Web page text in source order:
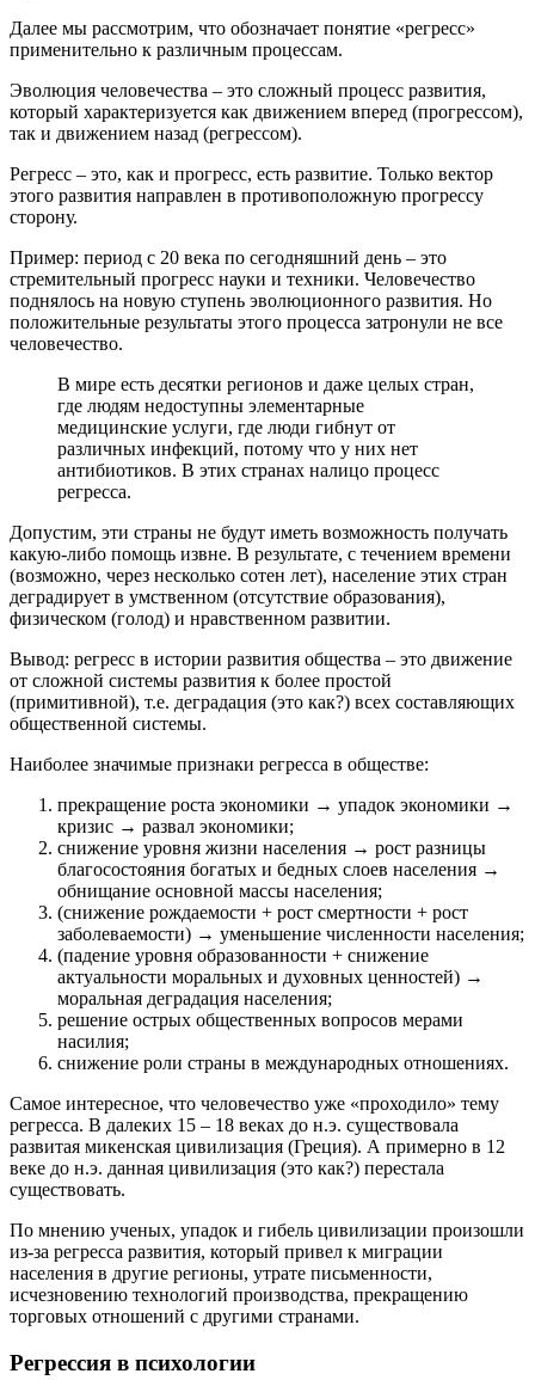
Далее мы рассмотрим, что обозначает понятие «регресс»
применительно к различным процессам.
Эволюция человечества – это сложный процесс развития,
который характеризуется как движением вперед (прогрессом),
так и движением назад (регрессом).
Регресс – это, как и прогресс, есть развитие. Только вектор
этого развития направлен в противоположную прогрессу
сторону.
Пример: период с 20 века по сегодняшний день – это
стремительный прогресс науки и техники. Человечество
поднялось на новую ступень эволюционного развития. Но
положительные результаты этого процесса затронули не все
человечество.
В мире есть десятки регионов и даже целых стран,
где людям недоступны элементарные
медицинские услуги, где люди гибнут от
различных инфекций, потому что у них нет
антибиотиков. В этих странах налицо процесс
регресса.
Допустим, эти страны не будут иметь возможность получать
какую-либо помощь извне. В результате, с течением времени
(возможно, через несколько сотен лет), население этих стран
деградирует в умственном (отсутствие образования),
физическом (голод) и нравственном развитии.
Вывод: регресс в истории развития общества – это движение
от сложной системы развития к более простой
(примитивной), т.е. деградация (это как?) всех составляющих
общественной системы.
Наиболее значимые признаки регресса в обществе:
прекращение роста экономики → упадок экономики →
кризис → развал экономики;
снижение уровня жизни населения → рост разницы
благосостояния богатых и бедных слоев населения →
обнищание основной массы населения;
(снижение рождаемости + рост смертности + рост
заболеваемости) → уменьшение численности населения;
(падение уровня образованности + снижение
актуальности моральных и духовных ценностей) →
моральная деградация населения;
решение острых общественных вопросов мерами
насилия;
снижение роли страны в международных отношениях.
Самое интересное, что человечество уже «проходило» тему
регресса. В далеких 15 – 18 веках до н.э. существовала
развитая микенская цивилизация (Греция). А примерно в 12
веке до н.э. данная цивилизация (это как?) перестала
существовать.
По мнению ученых, упадок и гибель цивилизации произошли
из-за регресса развития, который привел к миграции
населения в другие регионы, утрате письменности,
исчезновению технологий производства, прекращению
торговых отношений с другими странами.
Регрессия в психологии